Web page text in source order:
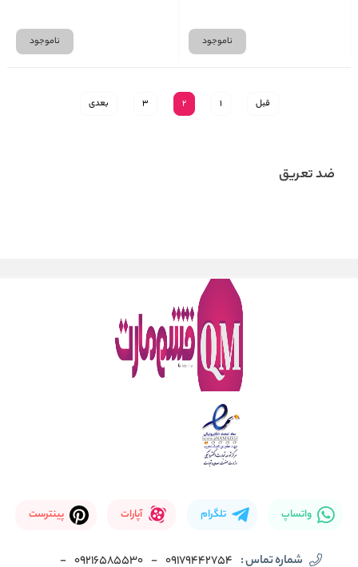
ناموجود ناموجود
قبل 1
2
3 بعدی
ضد تعریق
واتساپ تلگرام آپارات پینترست
شماره تماس : 09179442754
-
09216585530
-